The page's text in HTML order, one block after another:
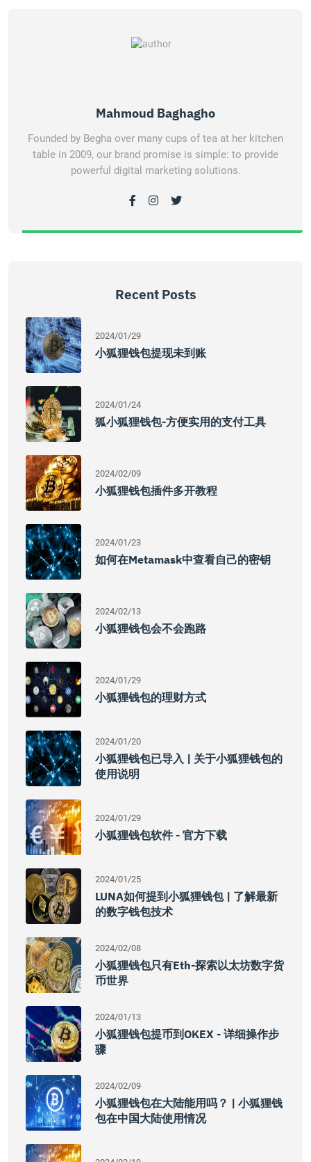
Mahmoud Baghagho
Founded by Begha over many cups of tea at her kitchen
table in 2009, our brand promise is simple: to provide
powerful digital marketing solutions.
Recent Posts
2024/01/29
小狐狸钱包提现未到账
2024/01/24
狐小狐狸钱包-方便实用的支付工具
2024/02/09
小狐狸钱包插件多开教程
2024/01/23
如何在Metamask中查看自己的密钥
2024/02/13
小狐狸钱包会不会跑路
2024/01/29
小狐狸钱包的理财方式
2024/01/20
小狐狸钱包已导入 | 关于小狐狸钱包的
使用说明
2024/01/29
小狐狸钱包软件 - 官方下载
2024/01/25
LUNA如何提到小狐狸钱包 | 了解最新
的数字钱包技术
2024/02/08
小狐狸钱包只有Eth-探索以太坊数字货
币世界
2024/01/13
小狐狸钱包提币到OKEX - 详细操作步
骤
2024/02/09
小狐狸钱包在大陆能用吗？ | 小狐狸钱
包在中国大陆使用情况